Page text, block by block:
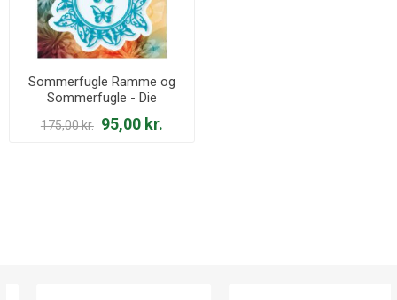
Sommerfugle Ramme og
Sommerfugle - Die
175,00 kr. 95,00 kr.